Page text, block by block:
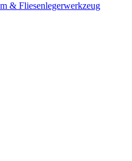
& Fliesenlegerwerkzeug